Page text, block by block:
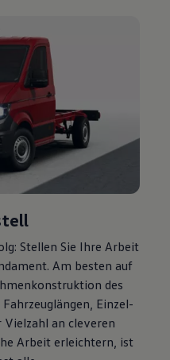
Stellen Sie Ihre Arbeit
Am besten auf
des
Einzel-
an cleveren
Arbeit erleichtern, ist